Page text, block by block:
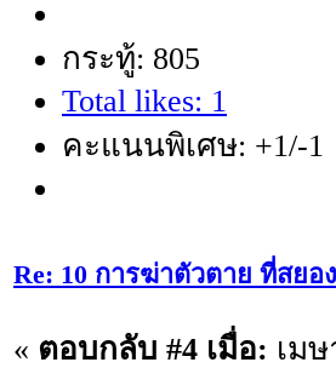
กระทู้: 805
Total likes: 1
คะแนนพิเศษ: +1/-1
Re: 10 การฆ่าตัวตาย ที่สย
« ตอบกลับ #4 เมื่อ: เมษ